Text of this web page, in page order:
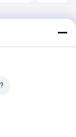
Desktop